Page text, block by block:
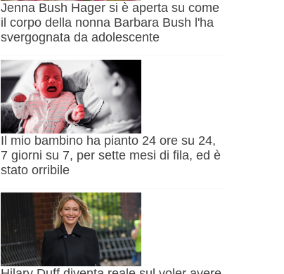
Jenna Bush Hager si è aperta su come
il corpo della nonna Barbara Bush l'ha
svergognata da adolescente
Il mio bambino ha pianto 24 ore su 24,
7 giorni su 7, per sette mesi di fila, ed è
stato orribile